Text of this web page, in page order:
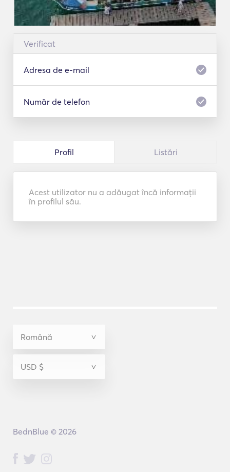
Verificat
Adresa de e-mail
Număr de telefon
Profil Listări
Acest utilizator nu a adăugat încă informații
în profilul său.
BednBlue © 2026